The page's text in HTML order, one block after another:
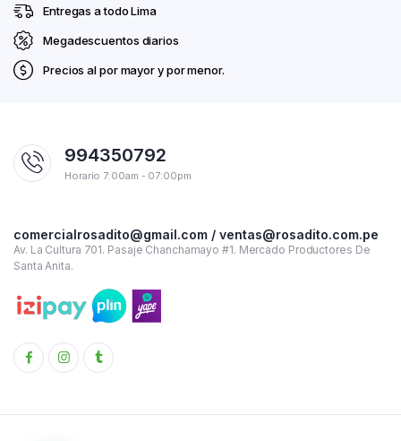
Entregas a todo Lima
Megadescuentos diarios
Precios al por mayor y por menor.
994350792
Horario 7:00am - 07:00pm
comercialrosadito@gmail.com / ventas@rosadito.com.pe
Av. La Cultura 701. Pasaje Chanchamayo #1. Mercado Productores De
Santa Anita.